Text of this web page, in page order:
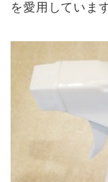
を愛用していま